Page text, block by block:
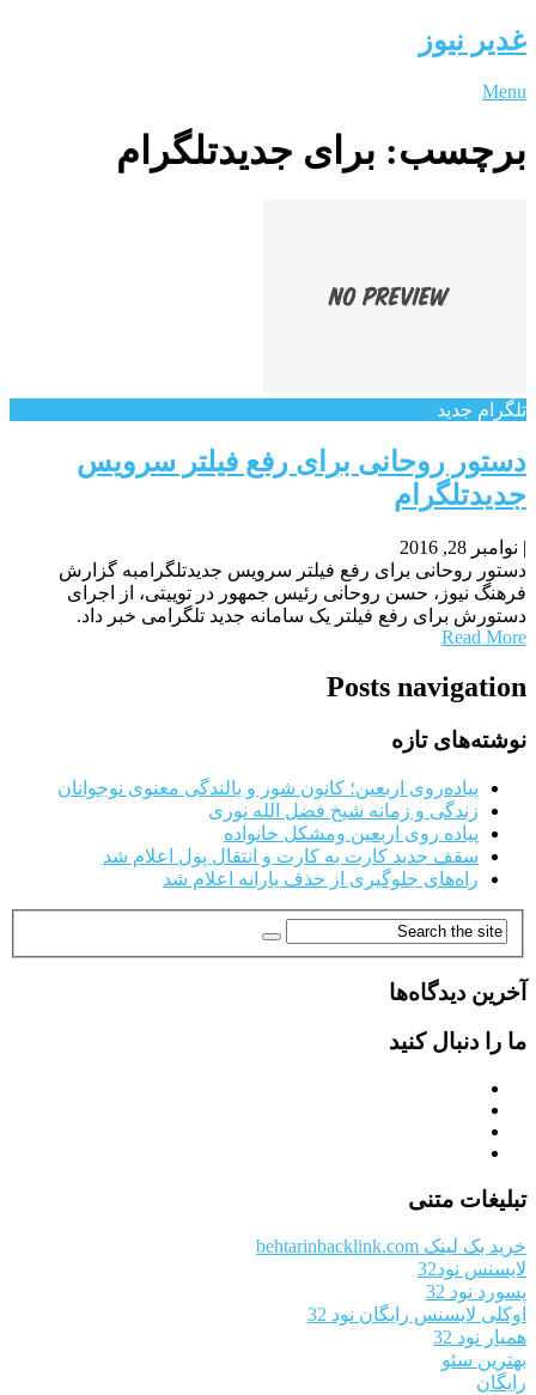
غدیر نیوز
Menu
برچسب: برای جدیدتلگرام
تلگرام جدید
دستور روحانی برای رفع فیلتر سرویس
جدیدتلگرام
| نوامبر 28, 2016
دستور روحانی برای رفع فیلتر سرویس جدیدتلگرامبه گزارش
فرهنگ نیوز، حسن روحانی رئیس جمهور در توییتی، از اجرای
دستورش برای رفع فیلتر یک سامانه جدید تلگرامی خبر داد.
Read More
Posts navigation
نوشته‌های تازه
پیاده‌روی اربعین؛ کانون شور و بالندگی معنوی نوجوانان
زندگی و زمانه شیخ فضل الله نوری
پیاده روی اربعین ومشکل خانواده
سقف جدید کارت به کارت و انتقال پول اعلام شد
راه‌های جلوگیری از حذف یارانه اعلام شد
آخرین دیدگاه‌ها
ما را دنبال کنید
تبلیغات متنی
خرید بک لینک behtarinbacklink.com
لایسنس نود32
پسورد نود 32
اوکلی لایسنس رایگان نود 32
همیار نود 32
بهترین سئو
رایگان